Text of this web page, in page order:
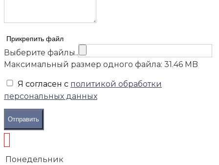
Прикрепить файл
Выберите файлы..
Максимальный размер одного файла: 31.46 MB
Я согласен с политикой обработки
персональных данных
Отправить
Понедельник